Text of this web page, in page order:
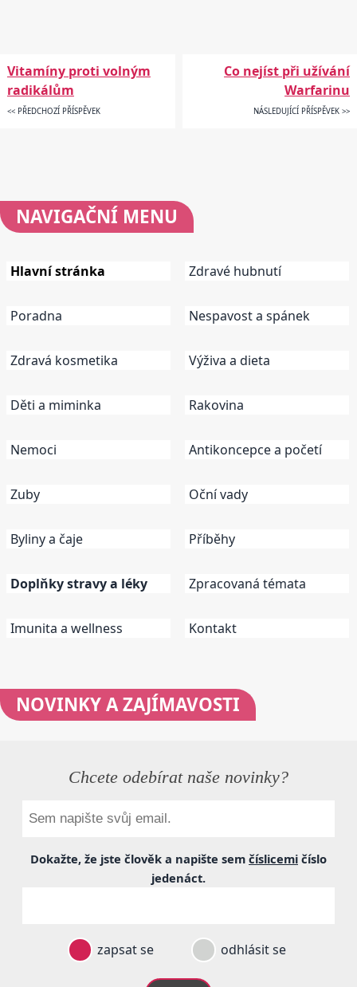
Vitamíny proti volným
radikálům
<< PŘEDCHOZÍ PŘÍSPĚVEK
Co nejíst při užívání
Warfarinu
NÁSLEDUJÍCÍ PŘÍSPĚVEK >>
NAVIGAČNÍ MENU
Hlavní stránka
Poradna
Zdravá kosmetika
Děti a miminka
Nemoci
Zuby
Byliny a čaje
Doplňky stravy a léky
Imunita a wellness
Zdravé hubnutí
Nespavost a spánek
Výživa a dieta
Rakovina
Antikoncepce a početí
Oční vady
Příběhy
Zpracovaná témata
Kontakt
NOVINKYA ZAJÍMAVOSTI
Chcete odebírat naše novinky?
Dokažte, že jste člověk a napište sem číslicemi číslo
jedenáct.
zapsat se odhlásit se